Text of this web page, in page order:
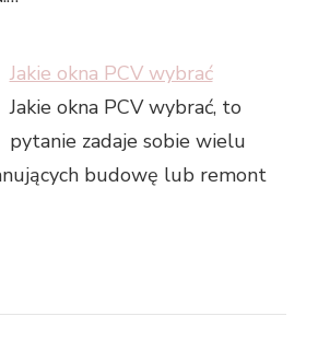
Jakie okna PCV wybrać
Jakie okna PCV wybrać, to
pytanie zadaje sobie wielu
budowę lub remont